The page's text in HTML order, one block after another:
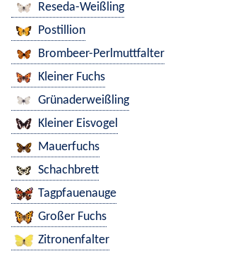
Reseda-Weißling
Postillion
Brombeer-Perlmuttfalter
Kleiner Fuchs
Grünaderweißling
Kleiner Eisvogel
Mauerfuchs
Schachbrett
Tagpfauenauge
Großer Fuchs
Zitronenfalter